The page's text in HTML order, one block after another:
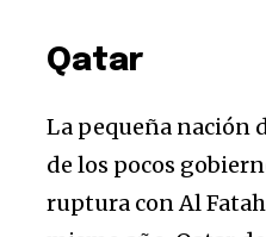
Qatar
La pequeña nación
de los pocos
ruptura con Al